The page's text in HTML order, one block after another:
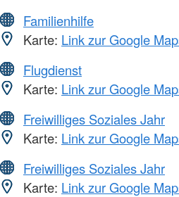
Familienhilfe
Karte: Link zur Google
Flugdienst
Karte: Link zur Google
Freiwilliges Soziales Jahr
Karte: Link zur Google
Freiwilliges Soziales Jahr
Karte: Link zur Google